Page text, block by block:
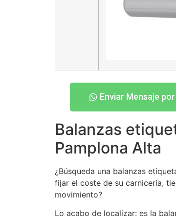
Enviar Mensaje
Balanzas
Pamplona Alta
¿Búsqueda una balanzas
fijar el coste de su carnicería,
movimiento?
Lo acabo de localizar: es la